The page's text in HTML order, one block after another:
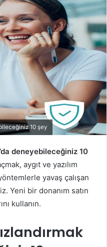
10 şey
deneyebileceğiniz 10
aygıt ve yazılım
yavaş çalışan
Yeni bir donanım satın
kullanın.